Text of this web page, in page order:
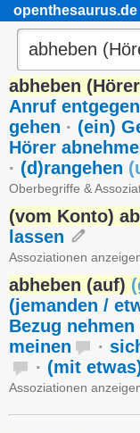
openthesaurus.de
abheben
Anruf
gehen · (ein)
Hörer
· (d)rangehen (
Oberbegriffe &
(vom Konto)
lassen
Assoziationen
abheben (auf) (
(jemanden /
Bezug nehmen
meinen
·
· (mit
Assoziationen